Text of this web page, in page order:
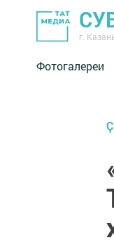
г.
Фотогалереи